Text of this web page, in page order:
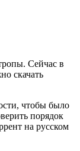
Сейчас в
скачать
чтобы было
порядок
на русском